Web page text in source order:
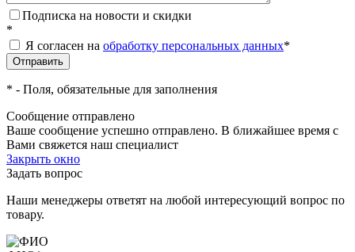
Подписка на новости и скидки
*
Я согласен на обработку персональных данных*
* - Поля, обязательные для заполнения
Сообщение отправлено
Ваше сообщение успешно отправлено. В ближайшее время с
Вами свяжется наш специалист
Закрыть окно
Задать вопрос
Наши менеджеры ответят на любой интересующий вопрос по
товару.